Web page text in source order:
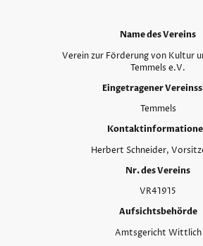
Name des Vereins
Verein zur Förderung von Kultur
Temmels e.V.
Eingetragener
Temmels
Herbert Schneider,
Nr. des Vereins
VR41915
Aufsichtsbehörde
Amtsgericht Wittlich